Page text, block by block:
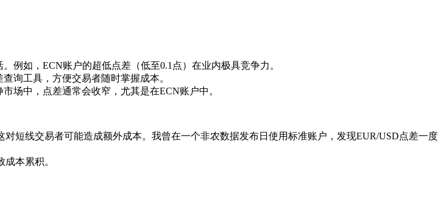
例如，ECN账户的超低点差（低至0.1点）在业内极具竞争力。
询工具，方便交易者随时掌握成本。
场中，点差通常会收窄，尤其是在ECN账户中。
短线交易者可能造成额外成本。我曾在一个非农数据发布日使用标准账户，发现EUR/USD点差一度
本累积。